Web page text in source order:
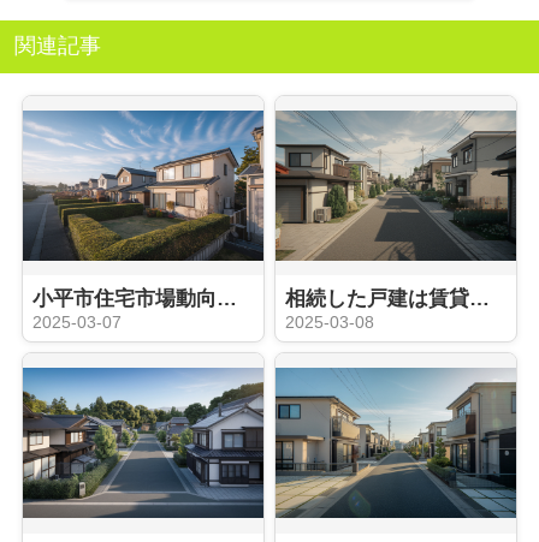
関連記事
小平市住宅市場動向を知っていますか？一戸建て売却のステップをご紹介
2025-03-07
相続した戸建は賃貸が得か損か？小平市の賃貸市場を解説
2025-03-08